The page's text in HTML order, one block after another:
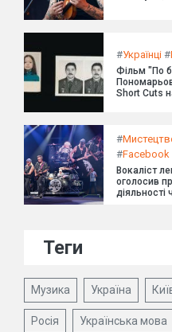
#Українці #
Фільм "По
Short Cuts
#
#Facebook
Вокаліст
оголосив
діяльності
Теги
Музика Україна
Росія Українська мова